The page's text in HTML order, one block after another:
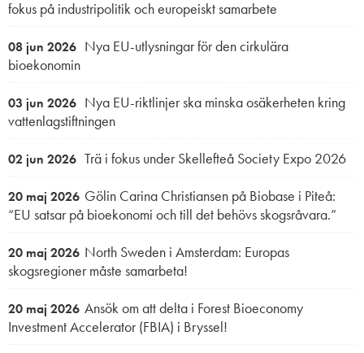
fokus på industripolitik och europeiskt samarbete
08 jun 2026 Nya EU-utlysningar för den cirkulära
bioekonomin
03 jun 2026 Nya EU-riktlinjer ska minska osäkerheten kring
vattenlagstiftningen
02 jun 2026 Trä i fokus under Skellefteå Society Expo 2026
20 maj 2026 Gölin Carina Christiansen på Biobase i Piteå:
“EU satsar på bioekonomi och till det behövs skogsråvara.”
20 maj 2026 North Sweden i Amsterdam: Europas
skogsregioner måste samarbeta!
20 maj 2026 Ansök om att delta i Forest Bioeconomy
Investment Accelerator (FBIA) i Bryssel!